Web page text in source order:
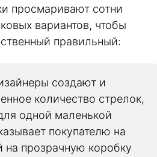
просмаривают сотни
вариантов, чтобы
правильный:
создают и
количество стрелок,
одной маленькой
покупателю на
на прозрачную коробку